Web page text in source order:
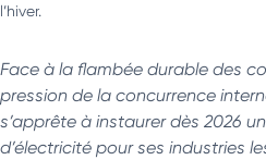
l’hiver.
Face à la flambée durable des
pression de la concurrence
s’apprête à instaurer dès 2026
d’électricité pour ses industries